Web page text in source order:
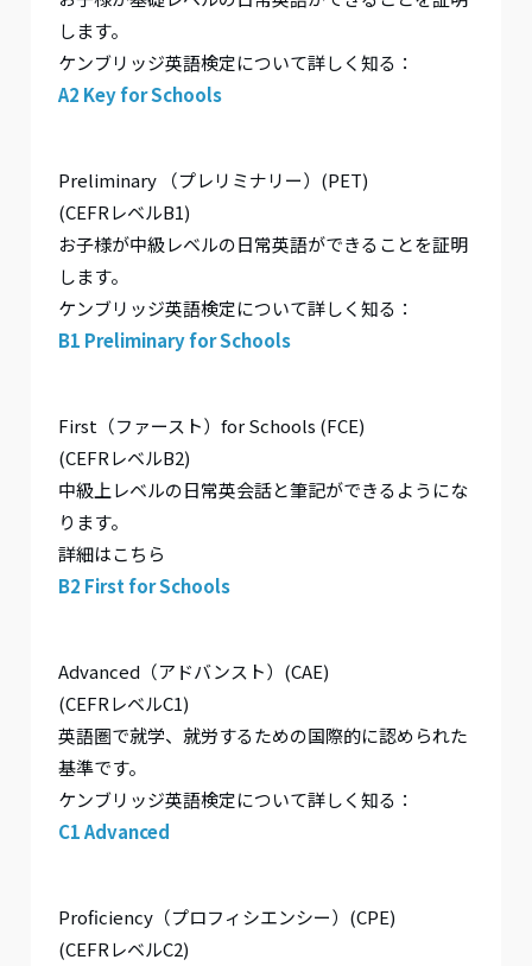
します。
ケンブリッジ英語検定について詳しく知る：
A2 Key for Schools
Preliminary （プレリミナリー）(PET)
(CEFRレベルB1)
お子様が中級レベルの日常英語ができることを証明
します。
ケンブリッジ英語検定について詳しく知る：
B1 Preliminary for Schools
First（ファースト）for Schools (FCE)
(CEFRレベルB2)
中級上レベルの日常英会話と筆記ができるようにな
ります。
詳細はこちら
B2 First for Schools
Advanced（アドバンスト）(CAE)
(CEFRレベルC1)
英語圏で就学、就労するための国際的に認められた
基準です。
ケンブリッジ英語検定について詳しく知る：
C1 Advanced
Proficiency（プロフィシエンシー）(CPE)
(CEFRレベルC2)